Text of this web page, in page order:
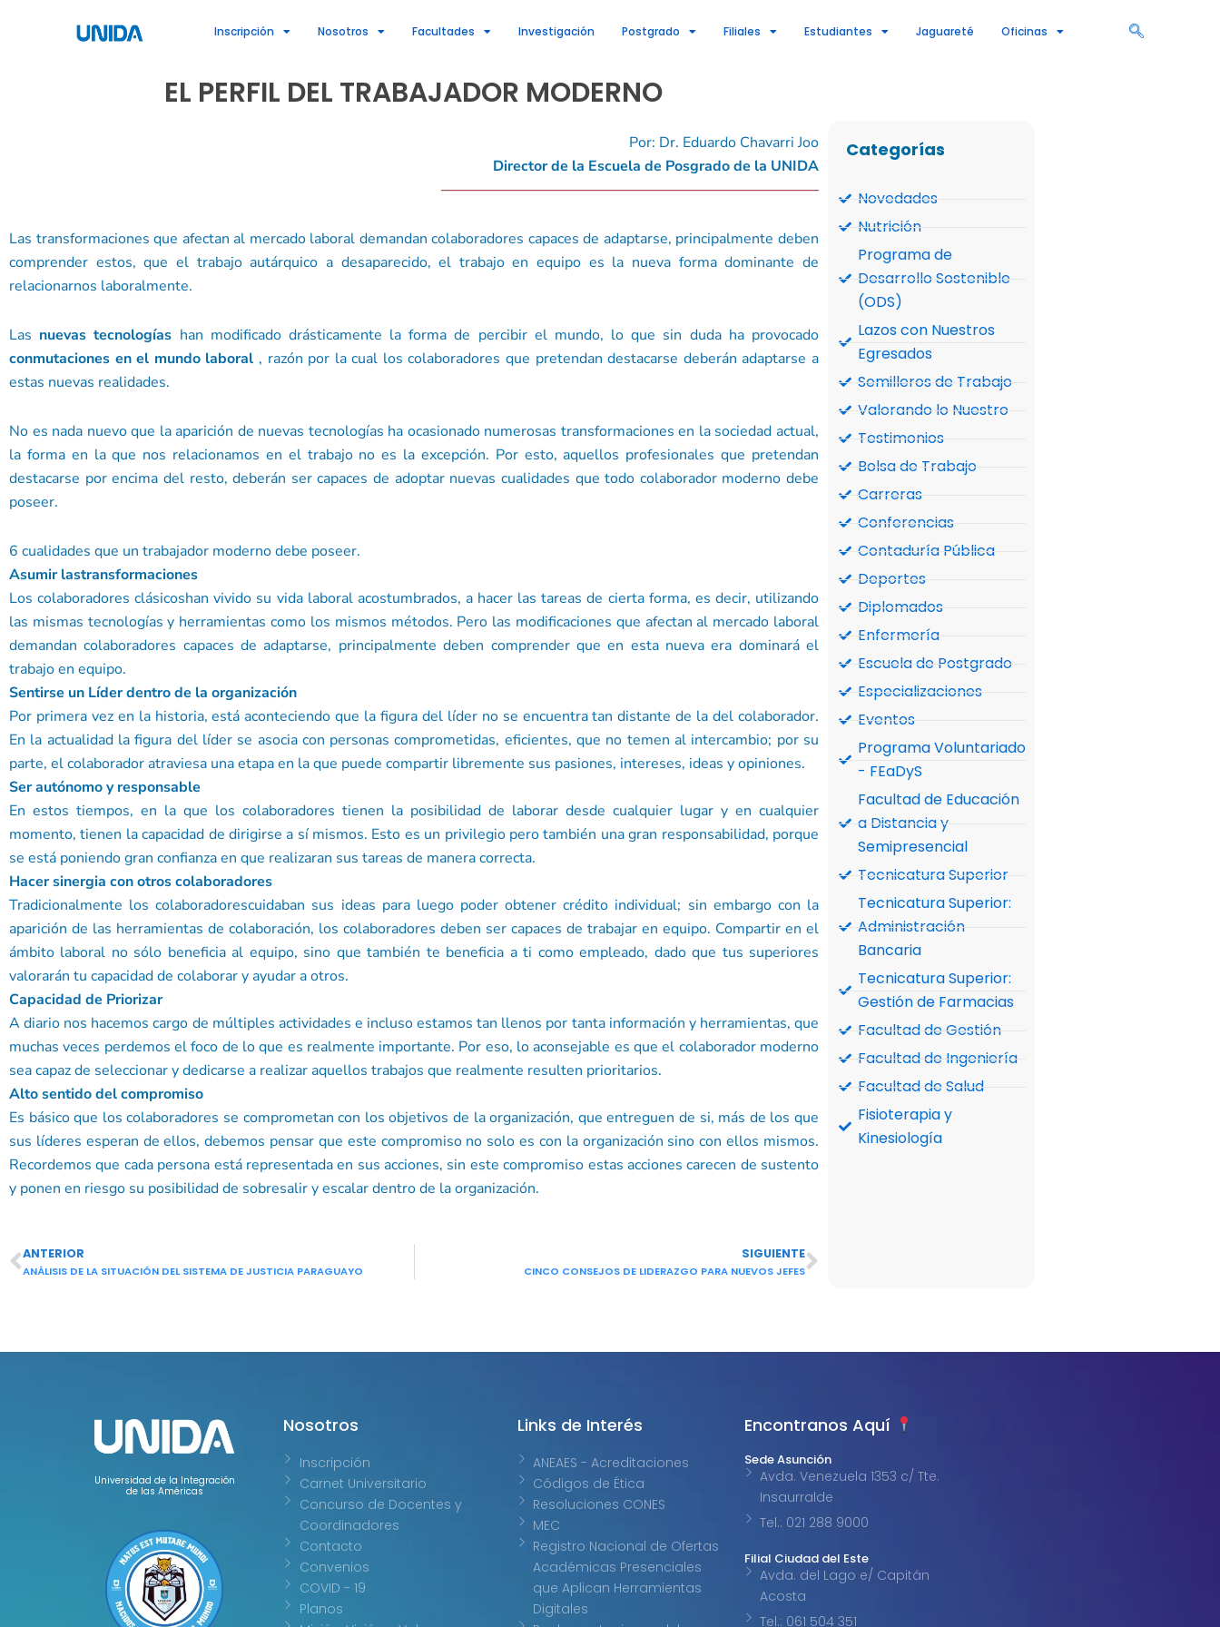
Inscripción Nosotros Facultades Investigación Postgrado Filiales Estudiantes Jaguareté Oficinas
EL PERFIL DEL TRABAJADOR MODERNO
Por: Dr. Eduardo Chavarri Joo
Director de la Escuela de Posgrado de la UNIDA
——————————————————————————
Las transformaciones que afectan al mercado laboral demandan colaboradores capaces de adaptarse, principalmente deben
comprender estos, que el trabajo autárquico a desaparecido, el trabajo en equipo es la nueva forma dominante de
relacionarnos laboralmente.
Las nuevas tecnologías han modificado drásticamente la forma de percibir el mundo, lo que sin duda ha provocado
conmutaciones en el mundo laboral , razón por la cual los colaboradores que pretendan destacarse deberán adaptarse a
estas nuevas realidades.
No es nada nuevo que la aparición de nuevas tecnologías ha ocasionado numerosas transformaciones en la sociedad actual,
la forma en la que nos relacionamos en el trabajo no es la excepción. Por esto, aquellos profesionales que pretendan
destacarse por encima del resto, deberán ser capaces de adoptar nuevas cualidades que todo colaborador moderno debe
poseer.
6 cualidades que un trabajador moderno debe poseer.
Asumir lastransformaciones
Los colaboradores clásicoshan vivido su vida laboral acostumbrados, a hacer las tareas de cierta forma, es decir, utilizando
las mismas tecnologías y herramientas como los mismos métodos. Pero las modificaciones que afectan al mercado laboral
demandan colaboradores capaces de adaptarse, principalmente deben comprender que en esta nueva era dominará el
trabajo en equipo.
Sentirse un Líder dentro de la organización
Por primera vez en la historia, está aconteciendo que la figura del líder no se encuentra tan distante de la del colaborador.
En la actualidad la figura del líder se asocia con personas comprometidas, eficientes, que no temen al intercambio; por su
parte, el colaborador atraviesa una etapa en la que puede compartir libremente sus pasiones, intereses, ideas y opiniones.
Ser autónomo y responsable
En estos tiempos, en la que los colaboradores tienen la posibilidad de laborar desde cualquier lugar y en cualquier
momento, tienen la capacidad de dirigirse a sí mismos. Esto es un privilegio pero también una gran responsabilidad, porque
se está poniendo gran confianza en que realizaran sus tareas de manera correcta.
Hacer sinergia con otros colaboradores
Tradicionalmente los colaboradorescuidaban sus ideas para luego poder obtener crédito individual; sin embargo con la
aparición de las herramientas de colaboración, los colaboradores deben ser capaces de trabajar en equipo. Compartir en el
ámbito laboral no sólo beneficia al equipo, sino que también te beneficia a ti como empleado, dado que tus superiores
valorarán tu capacidad de colaborar y ayudar a otros.
Capacidad de Priorizar
A diario nos hacemos cargo de múltiples actividades e incluso estamos tan llenos por tanta información y herramientas, que
muchas veces perdemos el foco de lo que es realmente importante. Por eso, lo aconsejable es que el colaborador moderno
sea capaz de seleccionar y dedicarse a realizar aquellos trabajos que realmente resulten prioritarios.
Alto sentido del compromiso
Es básico que los colaboradores se comprometan con los objetivos de la organización, que entreguen de si, más de los que
sus líderes esperan de ellos, debemos pensar que este compromiso no solo es con la organización sino con ellos mismos.
Recordemos que cada persona está representada en sus acciones, sin este compromiso estas acciones carecen de sustento
y ponen en riesgo su posibilidad de sobresalir y escalar dentro de la organización.
Ant
ANTERIOR
ANÁLISIS DE LA SITUACIÓN DEL SISTEMA DE JUSTICIA PARAGUAYO
SIGUIENTE
CINCO CONSEJOS DE LIDERAZGO PARA NUEVOS JEFESSiguiente
Categorías
Novedades
Nutrición
Programa de
Desarrollo Sostenible
(ODS)
Lazos con Nuestros
Egresados
Semilleros de Trabajo
Valorando lo Nuestro
Testimonios
Bolsa de Trabajo
Carreras
Conferencias
Contaduría Pública
Deportes
Diplomados
Enfermería
Escuela de Postgrado
Especializaciones
Eventos
Programa Voluntariado
- FEaDyS
Facultad de Educación
a Distancia y
Semipresencial
Tecnicatura Superior
Tecnicatura Superior:
Administración
Bancaria
Tecnicatura Superior:
Gestión de Farmacias
Facultad de Gestión
Facultad de Ingeniería
Facultad de Salud
Fisioterapia y
Kinesiología
Universidad de la Integración
de las Américas
Nosotros
Inscripción
Carnet Universitario
Concurso de Docentes y
Coordinadores
Contacto
Convenios
COVID - 19
Planos
Links de Interés
ANEAES - Acreditaciones
Códigos de Ética
Resoluciones CONES
MEC
Registro Nacional de Ofertas
Académicas Presenciales
que Aplican Herramientas
Digitales
Encontranos Aquí
Sede Asunción
Avda. Venezuela 1353 c/ Tte.
Insaurralde
Tel.: 021 288 9000
Filial Ciudad del Este
Avda. del Lago e/ Capitán
Acosta
Tel.: 061 504 351